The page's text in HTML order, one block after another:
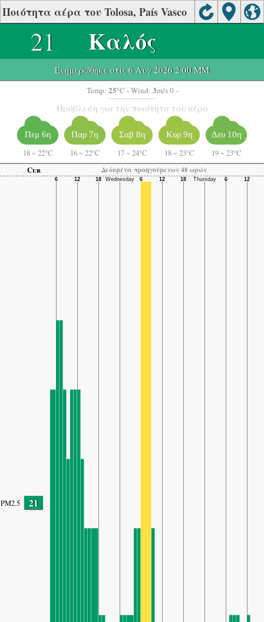
Ποιότητα αέρα του Tolosa, País Vasco
21 Καλός
Ενημερώθηκε στις 6 Αυγ 2026 2:00 ΜΜ
Temp: 25°C - Wind: 3m/s 0 -
Πρόβλεψη για την ποιότητα του αέρα
Πεμ 6η
18 ~ 22°C
Παρ 7η
16 ~ 22°C
Σαβ 8η
17 ~ 24°C
Κυρ 9η
18 ~ 23°C
Δευ 10η
19 ~ 23°C
Cur
Δεδομένα προηγούμενων 48 ωρών
PM2.5 21